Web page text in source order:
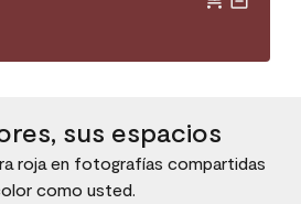
sus espacios
roja en fotografías compartidas
como usted.